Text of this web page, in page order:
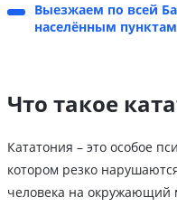
Выезжаем по всей
населённым пунктам
Что такое
Кататония – это особое
котором резко
человека на окружающий